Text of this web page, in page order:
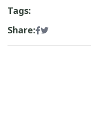
Tags:
Share: